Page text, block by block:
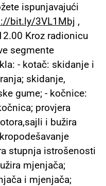
ispunjavajući
bit.ly/3VL1Mbj ,
Kroz radionicu
segmente
- kotač: skidanje i
skidanje,
gume; - kočnice:
provjera
i bužira
stupnja istrošenosti
mjenjača;
i mjenjača;